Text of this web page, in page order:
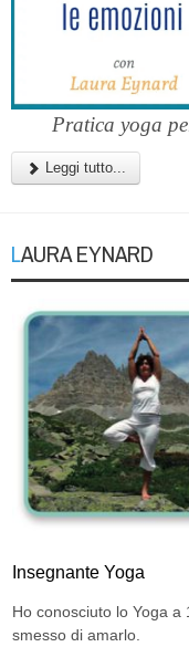
Pratica yoga
Leggi tutto...
LAURA EYNARD
Insegnante Yoga
Ho conosciuto lo Yoga
smesso di amarlo.